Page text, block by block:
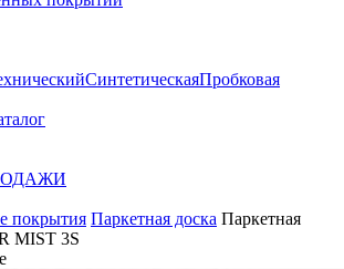
СинтетическаяПробковая
покрытия Паркетная доска Паркетная
MIST 3S